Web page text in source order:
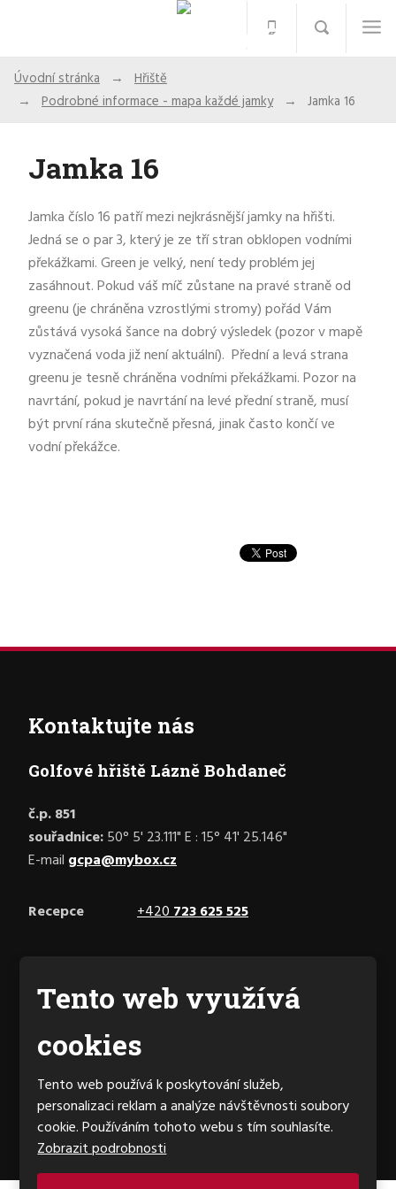
Úvodní stránka
Hřiště
Podrobné informace - mapa každé jamky
Jamka 16
Jamka 16
Jamka číslo 16 patří mezi nejkrásnější jamky na hřišti.
Jedná se o par 3, který je ze tří stran obklopen vodními
překážkami. Green je velký, není tedy problém jej
zasáhnout. Pokud váš míč zůstane na pravé straně od
greenu (je chráněna vzrostlými stromy) pořád Vám
zůstává vysoká šance na dobrý výsledek (pozor v mapě
vyznačená voda již není aktuální). Přední a levá strana
greenu je tesně chráněna vodními překážkami. Pozor na
navrtání, pokud je navrtání na levé přední straně, musí
být první rána skutečně přesná, jinak často končí ve
vodní překážce.
Kontaktujte nás
Golfové hřiště Lázně Bohdaneč
č.p. 851
souřadnice:50° 5' 23.111" E : 15° 41' 25.146"
E-mail gcpa@mybox.cz
Recepce +420723 625 525
Facebook
Generální partner hřiště
Tento web využívá
cookies
Tento web používá k poskytování služeb,
personalizaci reklam a analýze návštěvnosti soubory
cookie. Používáním tohoto webu s tím souhlasíte.
Zobrazit podrobnosti